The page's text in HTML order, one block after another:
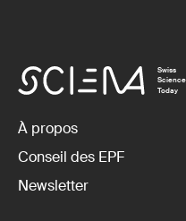
Swiss
Science
Today
À propos
Conseil des EPF
Newsletter